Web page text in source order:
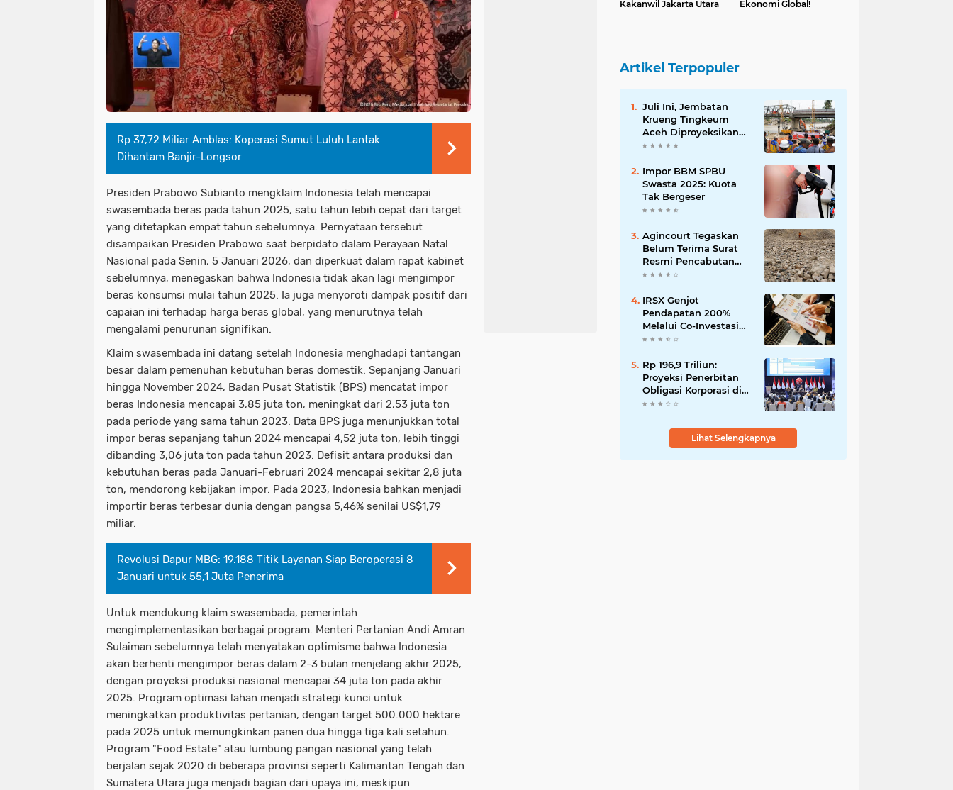
Rp 37,72 Miliar Amblas: Koperasi Sumut Luluh Lantak
Dihantam Banjir-Longsor
Presiden Prabowo Subianto mengklaim Indonesia telah mencapai
swasembada beras pada tahun 2025, satu tahun lebih cepat dari target
yang ditetapkan empat tahun sebelumnya. Pernyataan tersebut
disampaikan Presiden Prabowo saat berpidato dalam Perayaan Natal
Nasional pada Senin, 5 Januari 2026, dan diperkuat dalam rapat kabinet
sebelumnya, menegaskan bahwa Indonesia tidak akan lagi mengimpor
beras konsumsi mulai tahun 2025. Ia juga menyoroti dampak positif dari
capaian ini terhadap harga beras global, yang menurutnya telah
mengalami penurunan signifikan.
Klaim swasembada ini datang setelah Indonesia menghadapi tantangan
besar dalam pemenuhan kebutuhan beras domestik. Sepanjang Januari
hingga November 2024, Badan Pusat Statistik (BPS) mencatat impor
beras Indonesia mencapai 3,85 juta ton, meningkat dari 2,53 juta ton
pada periode yang sama tahun 2023. Data BPS juga menunjukkan total
impor beras sepanjang tahun 2024 mencapai 4,52 juta ton, lebih tinggi
dibanding 3,06 juta ton pada tahun 2023. Defisit antara produksi dan
kebutuhan beras pada Januari-Februari 2024 mencapai sekitar 2,8 juta
ton, mendorong kebijakan impor. Pada 2023, Indonesia bahkan menjadi
importir beras terbesar dunia dengan pangsa 5,46% senilai US$1,79
miliar.
Revolusi Dapur MBG: 19.188 Titik Layanan Siap Beroperasi 8
Januari untuk 55,1 Juta Penerima
Untuk mendukung klaim swasembada, pemerintah
mengimplementasikan berbagai program. Menteri Pertanian Andi Amran
Sulaiman sebelumnya telah menyatakan optimisme bahwa Indonesia
akan berhenti mengimpor beras dalam 2-3 bulan menjelang akhir 2025,
dengan proyeksi produksi nasional mencapai 34 juta ton pada akhir
2025. Program optimasi lahan menjadi strategi kunci untuk
meningkatkan produktivitas pertanian, dengan target 500.000 hektare
pada 2025 untuk memungkinkan panen dua hingga tiga kali setahun.
Program "Food Estate" atau lumbung pangan nasional yang telah
berjalan sejak 2020 di beberapa provinsi seperti Kalimantan Tengah dan
Sumatera Utara juga menjadi bagian dari upaya ini, meskipun
Kakanwil Jakarta Utara
Ekonomi Global!
Artikel Terpopuler
Juli Ini, Jembatan
Krueng Tingkeum
Aceh Diproyeksikan
Tuntas
Impor BBM SPBU
Swasta 2025: Kuota
Tak Bergeser
Agincourt Tegaskan
Belum Terima Surat
Resmi Pencabutan
Izin Tambang Emas
IRSX Genjot
Pendapatan 200%
Melalui Co-Investasi
10+ Film Layar Lebar
Rp 196,9 Triliun:
Proyeksi Penerbitan
Obligasi Korporasi di
Tahun 2026
Lihat Selengkapnya